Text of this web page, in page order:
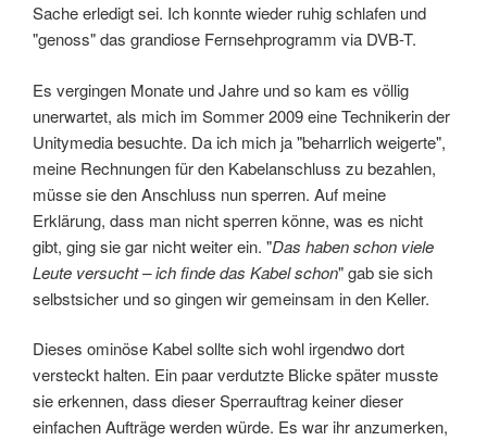
Sache erledigt sei. Ich konnte wieder ruhig schlafen und
"genoss" das grandiose Fernsehprogramm via DVB-T.
Es vergingen Monate und Jahre und so kam es völlig
unerwartet, als mich im Sommer 2009 eine Technikerin der
Unitymedia besuchte. Da ich mich ja "beharrlich weigerte",
meine Rechnungen für den Kabelanschluss zu bezahlen,
müsse sie den Anschluss nun sperren. Auf meine
Erklärung, dass man nicht sperren könne, was es nicht
gibt, ging sie gar nicht weiter ein. "Das haben schon viele
Leute versucht – ich finde das Kabel schon" gab sie sich
selbstsicher und so gingen wir gemeinsam in den Keller.
Dieses ominöse Kabel sollte sich wohl irgendwo dort
versteckt halten. Ein paar verdutzte Blicke später musste
sie erkennen, dass dieser Sperrauftrag keiner dieser
einfachen Aufträge werden würde. Es war ihr anzumerken,